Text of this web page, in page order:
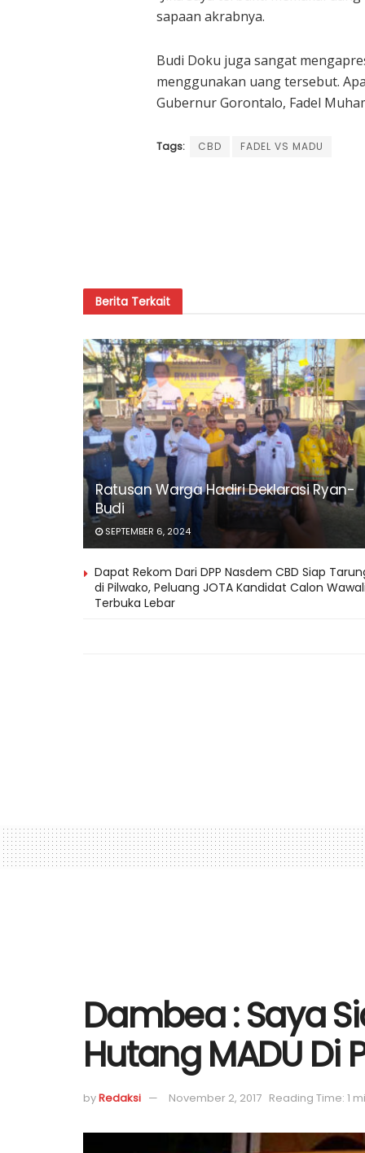
sapaan akrabnya.
Budi Doku juga sangat
menggunakan uang tersebut.
Gubernur Gorontalo, Fadel
Tags: CBD FADEL VS MADU
Berita Terkait
Ratusan Warga Hadiri Deklarasi Ryan-
Budi
SEPTEMBER 6, 2024
Dapat Rekom Dari DPP Nasdem CBD Siap
di Pilwako, Peluang JOTA Kandidat Calon
Terbuka Lebar
Dambea : Saya
Hutang MADU Di
byRedaksi November 2, 2017 Reading Time: 1